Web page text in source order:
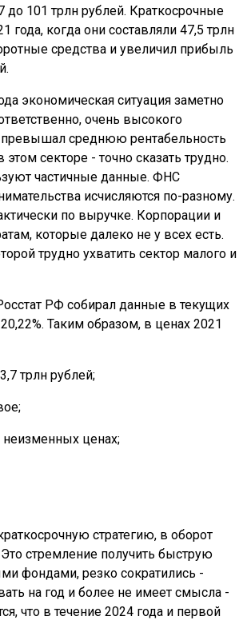
до 101 трлн рублей. Краткосрочные
года, когда они составляли 47,5 трлн
средства и увеличил прибыль
экономическая ситуация заметно
очень высокого
превышал среднюю рентабельность
секторе - точно сказать трудно.
частичные данные. ФНС
исчисляются по-разному.
по выручке. Корпорации и
которые далеко не у всех есть.
трудно ухватить сектор малого и
РФ собирал данные в текущих
Таким образом, в ценах 2021
трлн рублей;
неизменных ценах;
стратегию, в оборот
стремление получить быструю
фондами, резко сократились -
на год и более не имеет смысла -
что в течение 2024 года и первой